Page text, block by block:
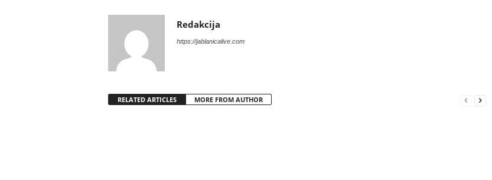
Redakcija
https://jablanicalive.com
RELATED ARTICLES MORE FROM AUTHOR